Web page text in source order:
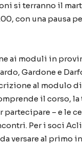
si terranno il
con una pausa
ai moduli in
Gardone e
al modulo
il corso, la
– e le
Per i soci
da versare al primo